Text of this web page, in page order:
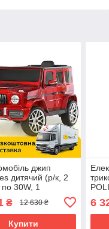
джип
дитячий (р/к, 2
30W, 1
MP3) Bambi
3 Червоний
₴ 12 630 ₴
Купити
6